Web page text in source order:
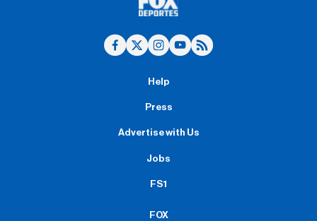
Help
Press
Advertise with Us
Jobs
FS1
FOX